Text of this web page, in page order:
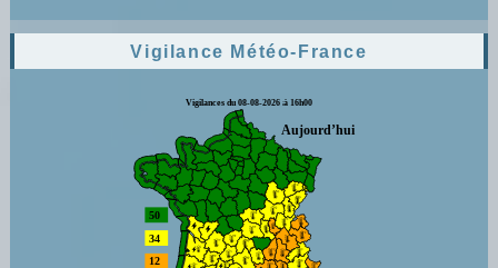
Vigilance Météo-France